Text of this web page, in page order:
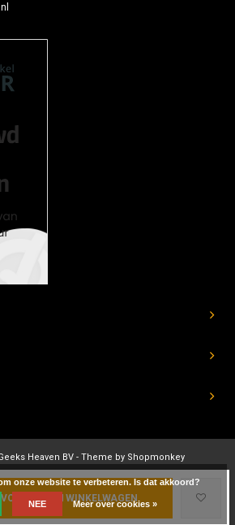
AAN WINKELWAGEN
Heaven BV - Theme by Shopmonkey
onze website te verbeteren. Is dat akkoord?
NEE Meer over cookies »